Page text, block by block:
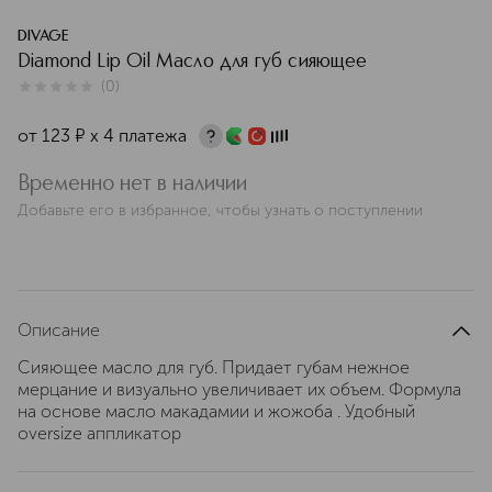
DIVAGE
Diamond Lip Oil Масло для губ сияющее
(0)
от 123 ¤ х 4 платежа
Временно нет в наличии
Добавьте его в избранное, чтобы узнать о поступлении
Описание
Сияющее масло для губ. Придает губам нежное
мерцание и визуально увеличивает их объем. Формула
на основе масло макадамии и жожоба . Удобный
oversize аппликатор